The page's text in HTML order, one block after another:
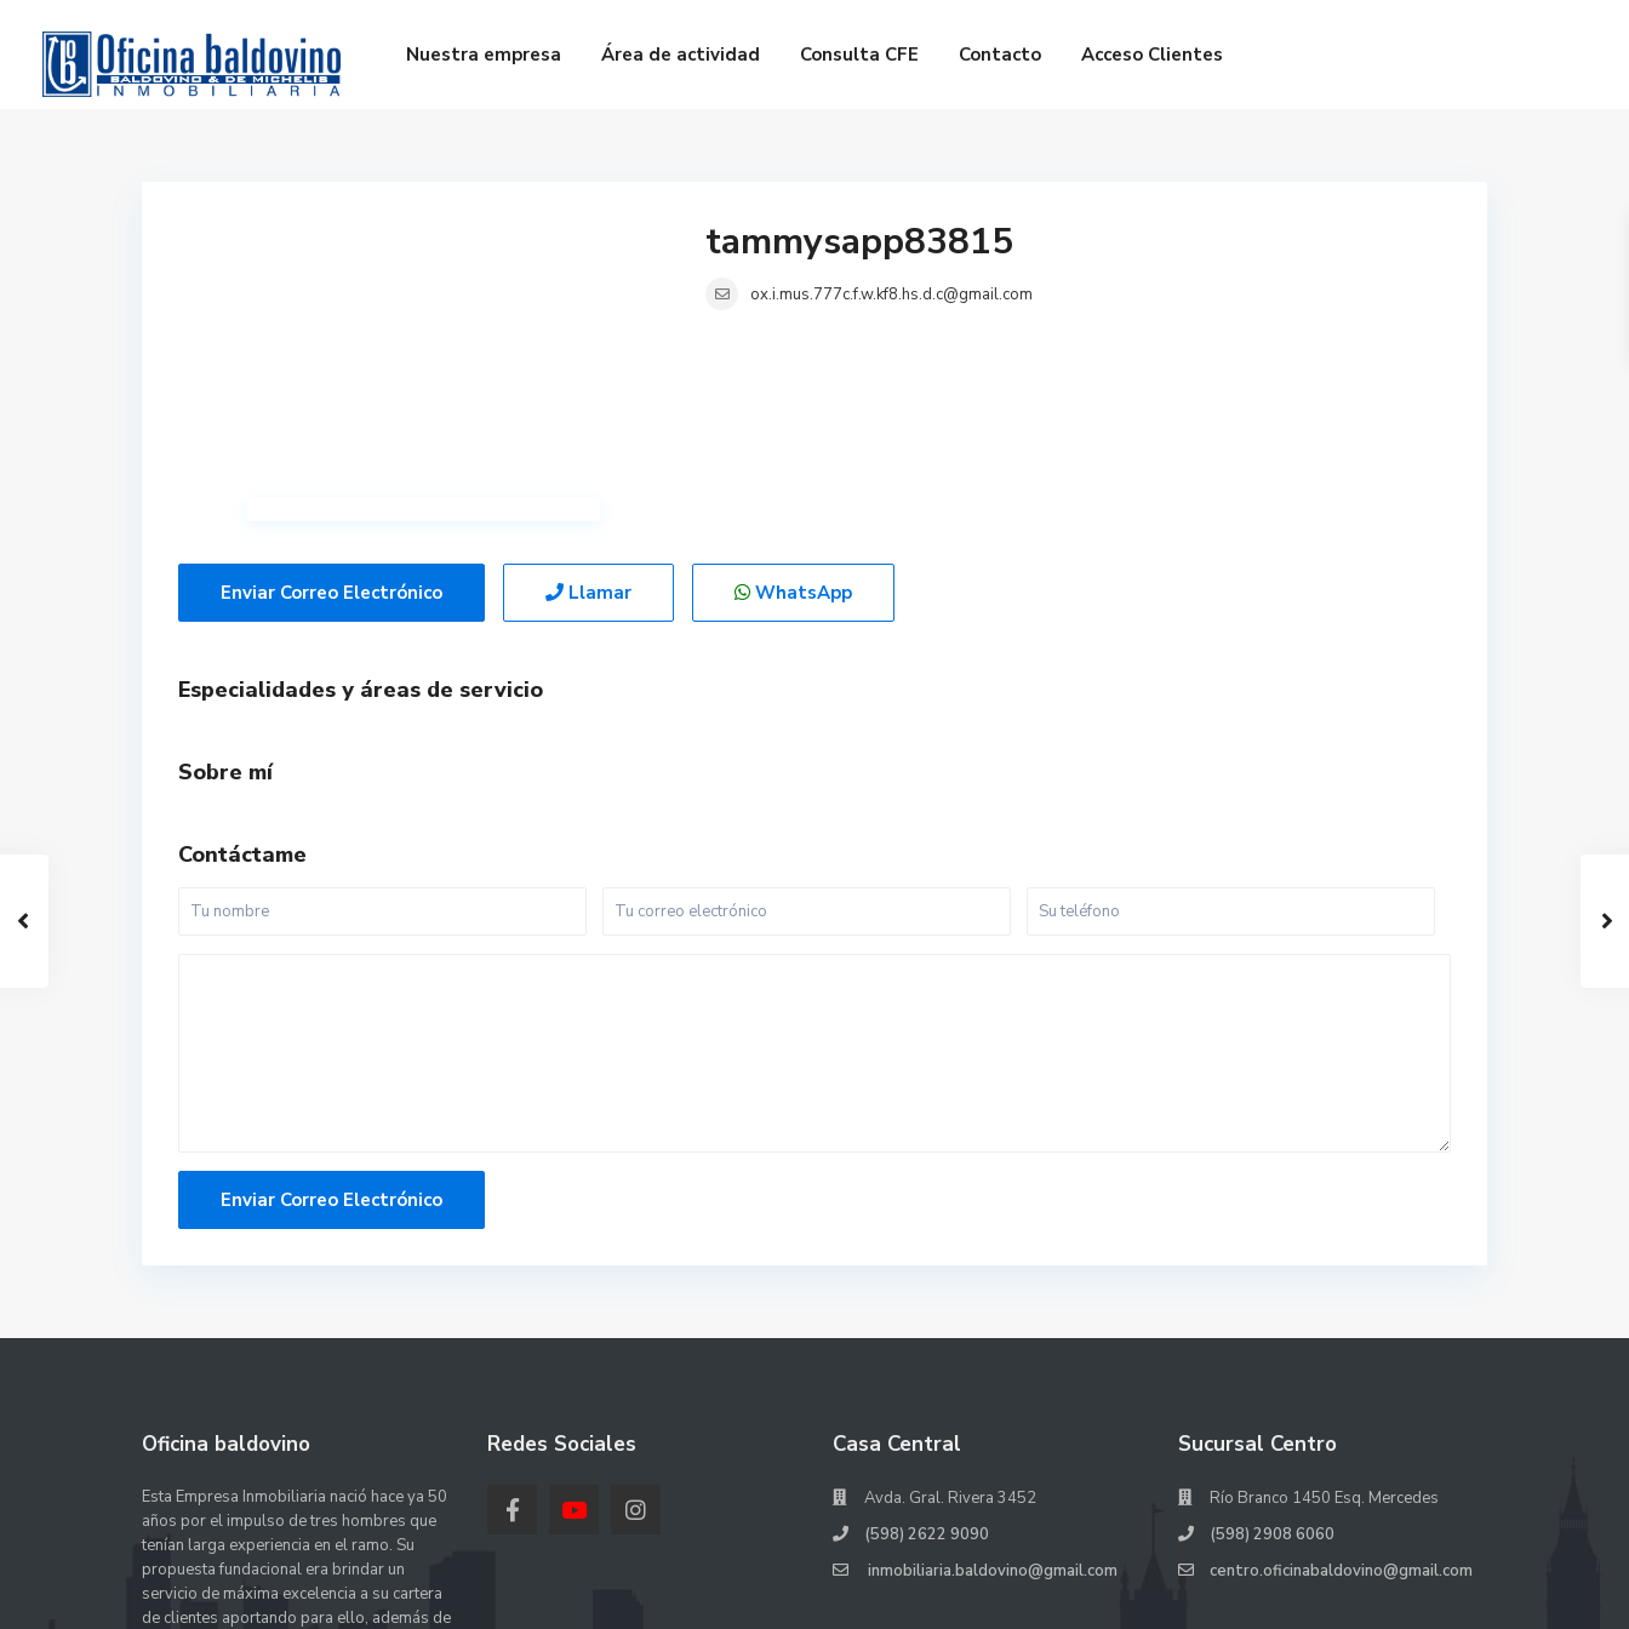
Nuestra empresa Área de actividad Consulta CFE Contacto Acceso Clientes
tammysapp83815
ox.i.mus.777c.f.w.kf8.hs.d.c@gmail.com
Enviar Correo Electrónico Llamar WhatsApp
Especialidades y áreas de servicio
Sobre mí
Contáctame
Oficina baldovino
Esta Empresa Inmobiliaria nació hace ya 50
años por el impulso de tres hombres que
tenían larga experiencia en el ramo. Su
propuesta fundacional era brindar un
servicio de máxima excelencia a su cartera
de clientes aportando para ello, además de
Redes Sociales Casa Central
Avda. Gral. Rivera 3452
(598) 2622 9090
inmobiliaria.baldovino@gmail.com
Sucursal Centro
Río Branco 1450 Esq. Mercedes
(598) 2908 6060
centro.oficinabaldovino@gmail.com